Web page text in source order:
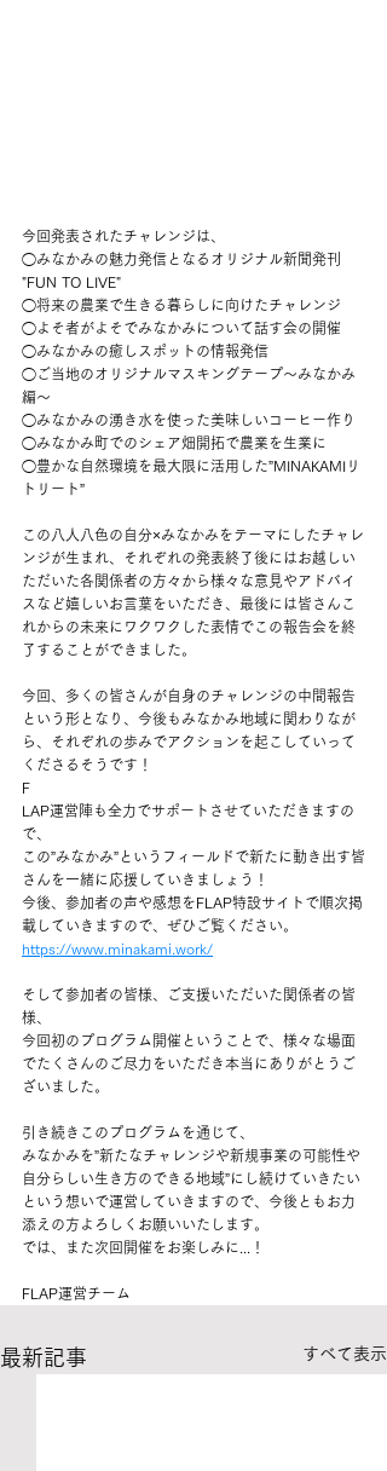
今回発表されたチャレンジは、
◯みなかみの魅力発信となるオリジナル新聞発刊
"FUN TO LIVE"
◯将来の農業で生きる暮らしに向けたチャレンジ
◯よそ者がよそでみなかみについて話す会の開催
◯みなかみの癒しスポットの情報発信
◯ご当地のオリジナルマスキングテープ〜みなかみ
編〜
◯みなかみの湧き水を使った美味しいコーヒー作り
◯みなかみ町でのシェア畑開拓で農業を生業に
◯豊かな自然環境を最大限に活用した”MINAKAMIリ
トリート”
この八人八色の自分×みなかみをテーマにしたチャレ
ンジが生まれ、それぞれの発表終了後にはお越しい
ただいた各関係者の方々から様々な意見やアドバイ
スなど嬉しいお言葉をいただき、最後には皆さんこ
れからの未来にワクワクした表情でこの報告会を終
了することができました。
今回、多くの皆さんが自身のチャレンジの中間報告
という形となり、今後もみなかみ地域に関わりなが
ら、それぞれの歩みでアクションを起こしていって
くださるそうです！
F
LAP運営陣も全力でサポートさせていただきますの
で、
この”みなかみ”というフィールドで新たに動き出す皆
さんを一緒に応援していきましょう！
今後、参加者の声や感想をFLAP特設サイトで順次掲
載していきますので、ぜひご覧ください。
https://www.minakami.work/
そして参加者の皆様、ご支援いただいた関係者の皆
様、
今回初のプログラム開催ということで、様々な場面
でたくさんのご尽力をいただき本当にありがとうご
ざいました。
引き続きこのプログラムを通じて、
みなかみを”新たなチャレンジや新規事業の可能性や
自分らしい生き方のできる地域”にし続けていきたい
という想いで運営していきますので、今後ともお力
添えの方よろしくお願いいたします。
では、また次回開催をお楽しみに...！
FLAP運営チーム
最新記事 すべて表示